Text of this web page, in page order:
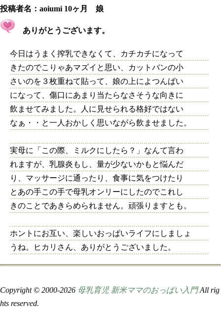
投稿者名： aoiumi 10ヶ月 娘
ありがとうございます。
今日はうまく搾乳できなくて、カチカチになって
きたのでこりゃあマズイと思い、カットバンの小
さいのを３枚重ねて貼って、娘の上によつんばい
になって、傷口にあまり当たらなさそうな向きに
飲ませてみました。人に見せられる格好ではない
なぁ・・と一人おかしく思いながら飲ませました。
実母に「この際、ミルクにしたら？」なんて言わ
れますが、乳腺炎もし、量が少ないかもと悩んだ
り、マッサージに通ったり、食事に気をつけたり
とあの手この手で母乳オンリーにしたのでこれし
きのことであきらめられません。頑張りますとも。
ホントにお互い、楽しいおっぱいライフにしましょ
うね。ヒカリさん、ありがとうございました。
Copyright © 2000-2026 母乳育児 新米ママのおっぱい入門All rig
hts reserved.